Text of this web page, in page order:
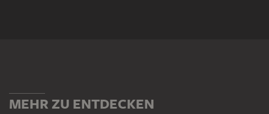
MEHR ZU ENTDECKEN